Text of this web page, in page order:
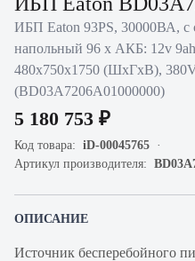
ИБП Eaton 93PS, 30000ВА, с
напольный 96 х АКБ: 12v
480х750х1750 (ШхГхВ),
(BD03A7206A01000000)
5 180 753 ₽
Код товара: iD-00045765
Артикул производителя:
ОПИСАНИЕ
Источник бесперебойного